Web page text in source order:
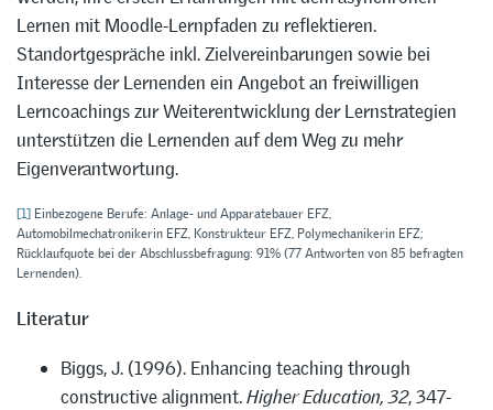
Lernen mit Moodle-Lernpfaden zu reflektieren.
Standortgespräche inkl. Zielvereinbarungen sowie bei
Interesse der Lernenden ein Angebot an freiwilligen
Lerncoachings zur Weiterentwicklung der Lernstrategien
unterstützen die Lernenden auf dem Weg zu mehr
Eigenverantwortung.
[1] Einbezogene Berufe: Anlage- und Apparatebauer EFZ,
Automobilmechatronikerin EFZ, Konstrukteur EFZ, Polymechanikerin EFZ;
Rücklaufquote bei der Abschlussbefragung: 91% (77 Antworten von 85 befragten
Lernenden).
Literatur
Biggs, J. (1996). Enhancing teaching through
constructive alignment.Higher Education, 32, 347-